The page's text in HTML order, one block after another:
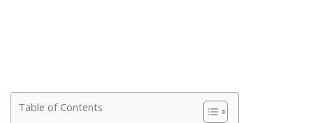
Table of Contents